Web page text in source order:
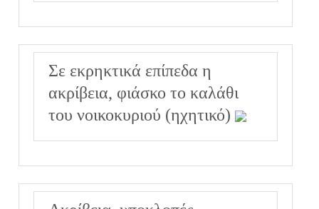
Σε εκρηκτικά επίπεδα η
ακρίβεια, φιάσκο το καλάθι
του νοικοκυριού (ηχητικό)